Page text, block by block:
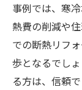
事例では、寒
熱費の削減や
での断熱リフ
歩となるでし
る方は、信頼